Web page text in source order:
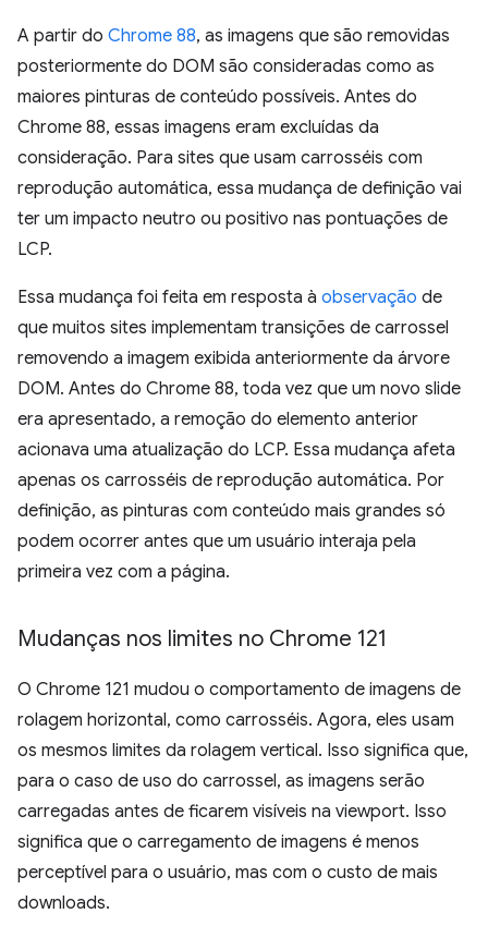
A partir do Chrome 88, as imagens que são removidas
posteriormente do DOM são consideradas como as
maiores pinturas de conteúdo possíveis. Antes do
Chrome 88, essas imagens eram excluídas da
consideração. Para sites que usam carrosséis com
reprodução automática, essa mudança de definição vai
ter um impacto neutro ou positivo nas pontuações de
LCP.
Essa mudança foi feita em resposta à observação de
que muitos sites implementam transições de carrossel
removendo a imagem exibida anteriormente da árvore
DOM. Antes do Chrome 88, toda vez que um novo slide
era apresentado, a remoção do elemento anterior
acionava uma atualização do LCP. Essa mudança afeta
apenas os carrosséis de reprodução automática. Por
definição, as pinturas com conteúdo mais grandes só
podem ocorrer antes que um usuário interaja pela
primeira vez com a página.
Mudanças nos limites no Chrome 121
O Chrome 121 mudou o comportamento de imagens de
rolagem horizontal, como carrosséis. Agora, eles usam
os mesmos limites da rolagem vertical. Isso significa que,
para o caso de uso do carrossel, as imagens serão
carregadas antes de ficarem visíveis na viewport. Isso
significa que o carregamento de imagens é menos
perceptível para o usuário, mas com o custo de mais
downloads.